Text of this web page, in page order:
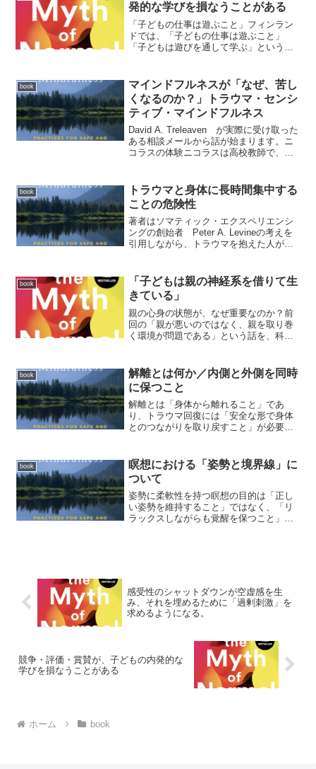
発的な学びを損なうことがある
「子どもの仕事は遊ぶこと」フィンラン
ドでは、「子どもの仕事は遊ぶこと」
「子どもは遊びを通して学ぶ」という考
の成果を上げています。著者はこれを、
競争や詰め込みが学習成果の...
book
マインドフルネスが「なぜ、苦し
くなるのか？」トラウマ・センシ
ティブ・マインドフルネス
David A. Treleaven が実際に受け取った
ある相談メールから話が始まります。ニ
コラスの体験ニコラスは高校教師で、不
た。頭がクリアになる集中力が高まる落
ち着...
book
トラウマと身体に長時間集中する
ことの危険性
著者はソマティック・エクスペリエンシ
ングの創始者 Peter A. Levineの考えを
引用しながら、トラウマを抱えた人が十
す。なぜ危険なのか身体の中には、恐怖
無力感未...
book
「子どもは親の神経系を借りて生
きている」
親の心身の状態が、なぜ重要なのか？前
回の「親が悪いのではなく、親を取り巻
く環境が問題である」という話を、科学
どもは「親の神経系を借りて」生きてい
る特に乳幼児期の子ども...
book
解離とは何か／内側と外側を同時
に保つこと
解離とは「身体から離れること」であ
り、トラウマ回復には「安全な形で身体
とのつながりを取り戻すこと」が必要で
のつながりを弱めることがあります。つ
まり、解離です。解離すると...
book
瞑想における「姿勢と境界線」に
ついて
姿勢に柔軟性を持つ瞑想の目的は「正し
い姿勢を維持すること」ではなく、「リ
ラックスしながらも覚醒を保つこと」そ
感受性のシャットダウンが空虚感を生
み、それを埋めるために「過剰刺激」を
求めるようになる。
競争・評価・賞賛が、子どもの内発的な
学びを損なうことがある
ホーム book